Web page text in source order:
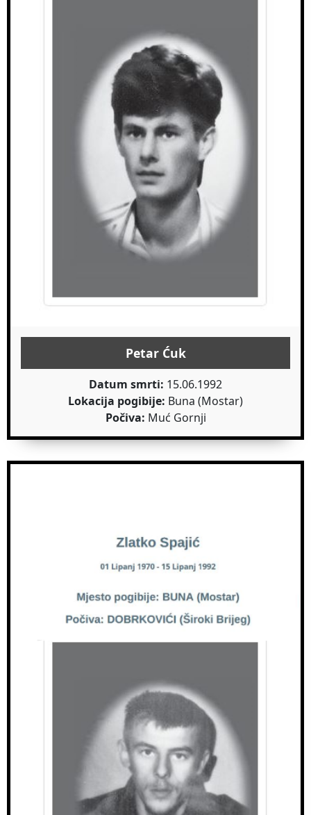
Petar Ćuk
Datum smrti: 15.06.1992
Lokacija pogibije: Buna (Mostar)
Počiva: Muć Gornji